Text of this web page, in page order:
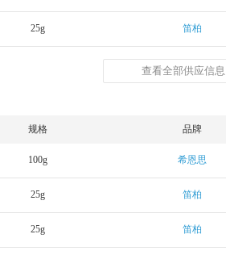
25g 笛柏
查看全部供应信
规格 品牌
100g 希恩思
25g 笛柏
25g 笛柏